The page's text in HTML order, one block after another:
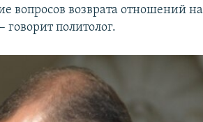
вопросов возврата отношений на
говорит политолог.